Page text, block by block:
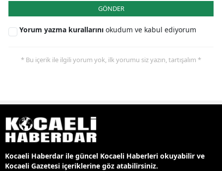
GÖNDER
Yorum yazma kurallarını okudum ve kabul ediyorum
* Bu içerik ile ilgili yorum yok, ilk yorumu siz yazın, tartışalım *
Kocaeli Haberdar ile güncel Kocaeli Haberleri okuyabilir ve
Kocaeli Gazetesi içeriklerine göz atabilirsiniz.